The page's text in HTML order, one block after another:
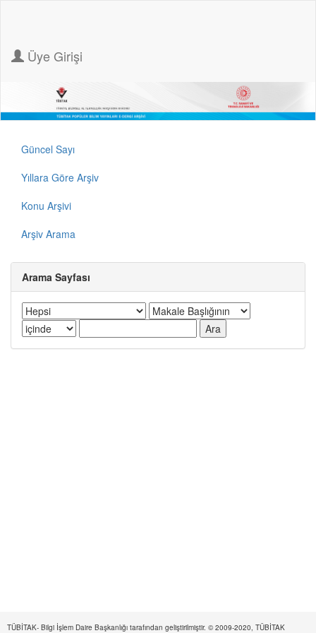
Üye Girişi
Güncel Sayı
Yıllara Göre Arşiv
Konu Arşivi
Arşiv Arama
Arama Sayfası
TÜBİTAK- Bilgi İşlem Daire Başkanlığı tarafından geliştirilmiştir. © 2009-2020, TÜBİTAK